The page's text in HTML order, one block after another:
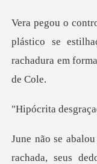
lástico se
rachadu
rachada, seus